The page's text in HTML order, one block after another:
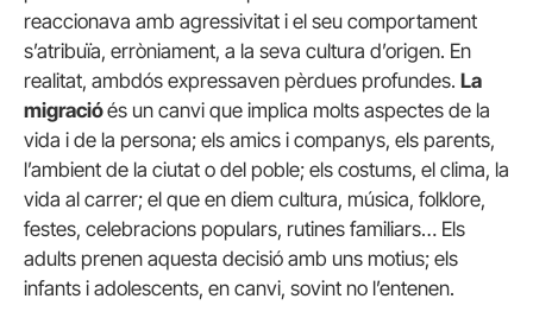
reaccionava amb agressivitat i el seu comportament
s’atribuïa, erròniament, a la seva cultura d’origen. En
realitat, ambdós expressaven pèrdues profundes. La
migracióés un canvi que implica molts aspectes de la
vida i de la persona; els amics i companys, els parents,
l’ambient de la ciutat o del poble; els costums, el clima, la
vida al carrer; el que en diem cultura, música, folklore,
festes, celebracions populars, rutines familiars… Els
adults prenen aquesta decisió amb uns motius; els
infants i adolescents, en canvi, sovint no l’entenen.